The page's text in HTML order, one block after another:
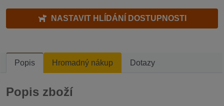
NASTAVIT HLÍDÁNÍ DOSTUPNOSTI
Popis Hromadný nákup Dotazy
Popis zboží